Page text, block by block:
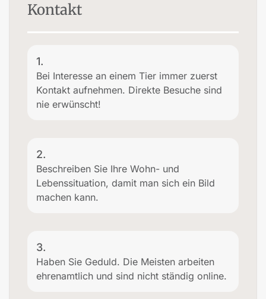
Kontakt
1.
Bei Interesse an einem Tier immer zuerst
Kontakt aufnehmen. Direkte Besuche sind
nie erwünscht!
2.
Beschreiben Sie Ihre Wohn- und
Lebenssituation, damit man sich ein Bild
machen kann.
3.
Haben Sie Geduld. Die Meisten arbeiten
ehrenamtlich und sind nicht ständig online.